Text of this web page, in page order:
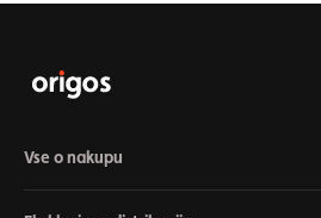
Vse o nakupu